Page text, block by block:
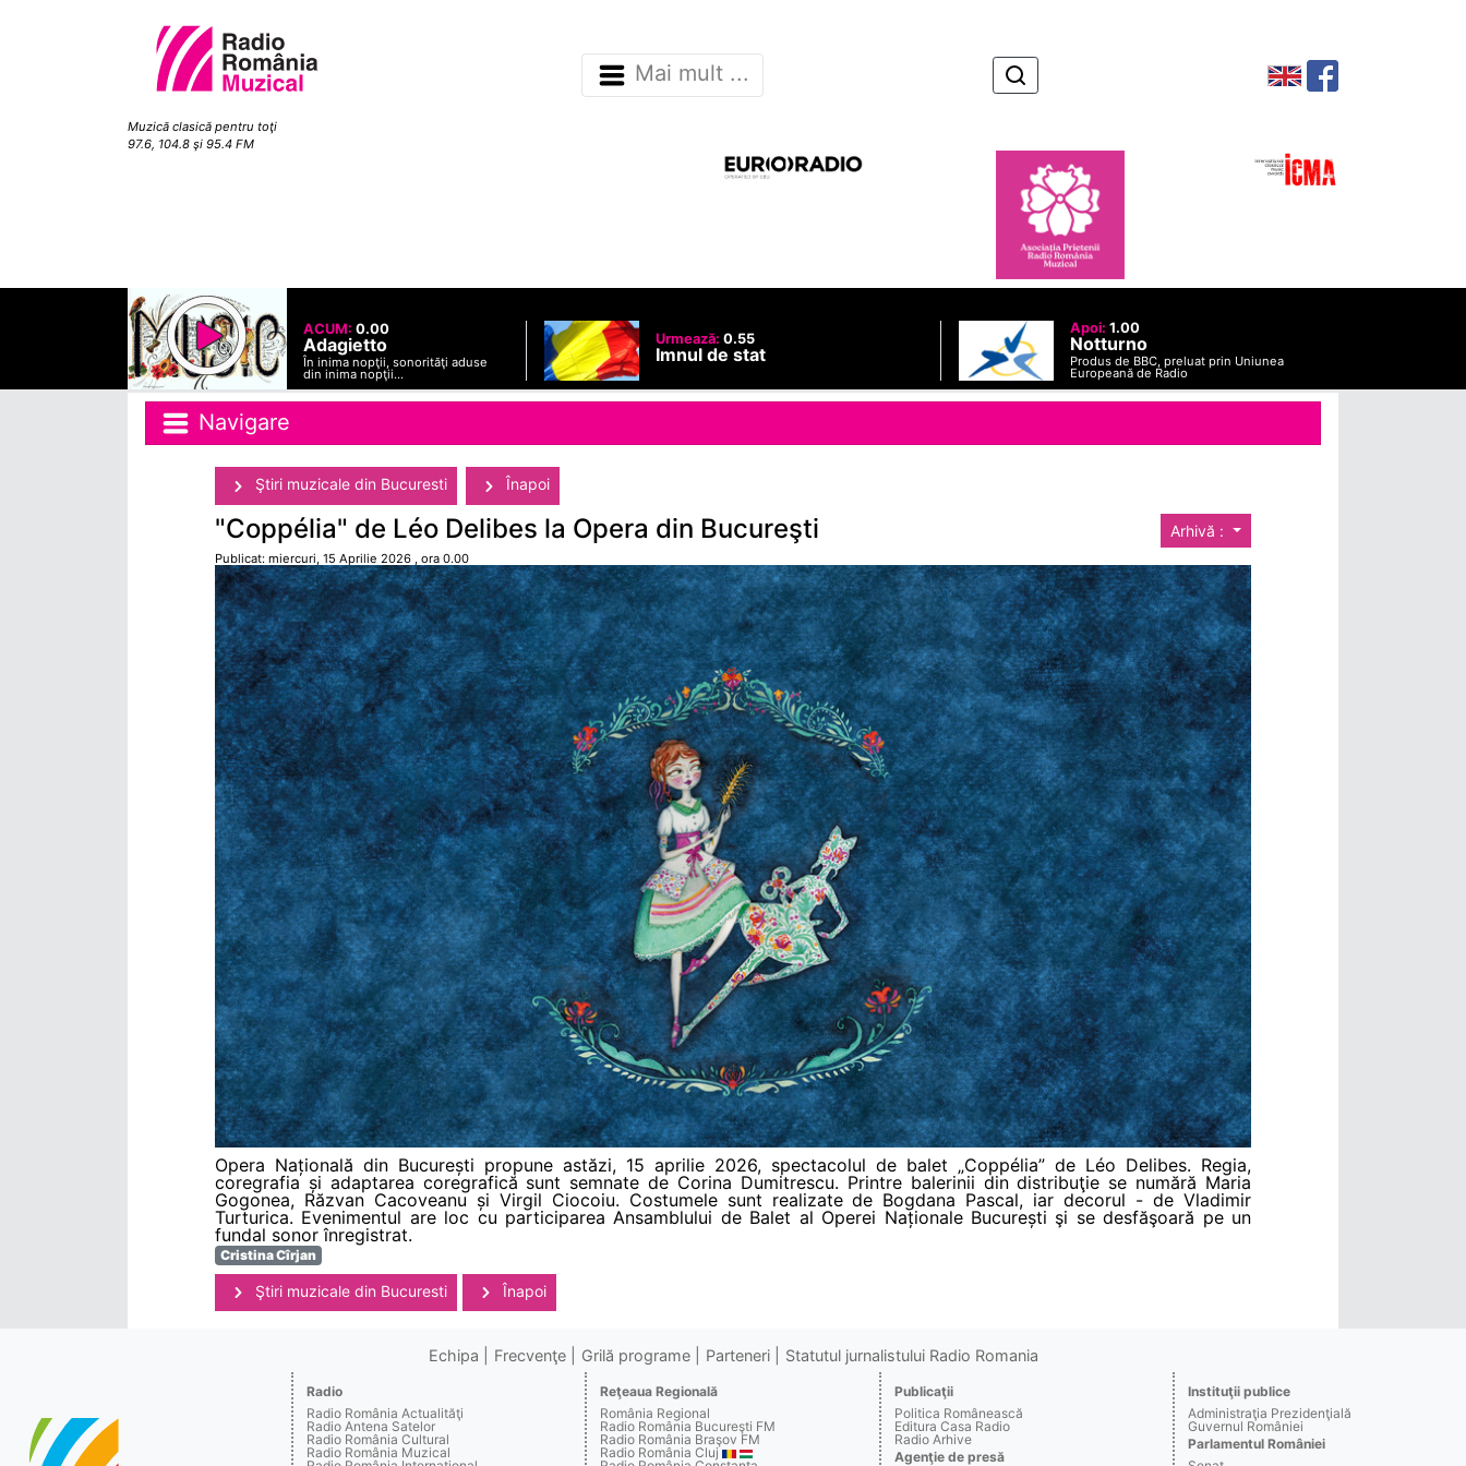
Muzică clasică pentru toţi
97.6, 104.8 şi 95.4 FM
Mai mult ...
ACUM: 0.00
Adagietto
În inima nopţii, sonorităţi aduse
din inima nopţii...
Urmează: 0.55
Imnul de stat
Apoi: 1.00
Notturno
Produs de BBC, preluat prin Uniunea
Europeană de Radio
Navigare
Ştiri muzicale din Bucuresti Înapoi
Arhivă :
"Coppélia" de Léo Delibes la Opera din Bucureşti
Publicat: miercuri, 15 Aprilie 2026 , ora 0.00
Opera Națională din București propune astăzi, 15 aprilie 2026, spectacolul de balet „Coppélia” de Léo Delibes. Regia,
coregrafia și adaptarea coregrafică sunt semnate de Corina Dumitrescu. Printre balerinii din distribuţie se numără Maria
Gogonea, Răzvan Cacoveanu și Virgil Ciocoiu. Costumele sunt realizate de Bogdana Pascal, iar decorul - de Vladimir
Turturica. Evenimentul are loc cu participarea Ansamblului de Balet al Operei Naționale București şi se desfăşoară pe un
fundal sonor înregistrat.
Cristina Cîrjan
Ştiri muzicale din Bucuresti Înapoi
Echipa Frecvenţe Grilă programe Parteneri Statutul jurnalistului Radio Romania
Radio
Radio România Actualităţi
Radio Antena Satelor
Radio România Cultural
Radio România Muzical
Reţeaua Regională
România Regional
Radio România Bucureşti FM
Radio România Braşov FM
Radio România Cluj
Publicaţii
Politica Românească
Editura Casa Radio
Radio Arhive
Agenţie de presă
Instituţii publice
Administraţia Prezidenţială
Guvernul României
Parlamentul României